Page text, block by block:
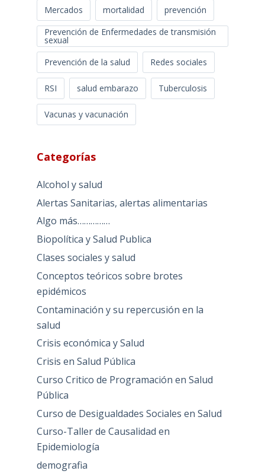
Mercados mortalidad
prevención
Prevención de Enfermedades de transmisión
sexual
Prevención de la salud
Redes sociales
RSI salud embarazo Tuberculosis
Vacunas y vacunación
Categorías
Alcohol y salud
Alertas Sanitarias, alertas alimentarias
Algo más……………
Biopolítica y Salud Publica
Clases sociales y salud
Conceptos teóricos sobre brotes
epidémicos
Contaminación y su repercusión en la
salud
Crisis económica y Salud
Crisis en Salud Pública
Curso Critico de Programación en Salud
Pública
Curso de Desigualdades Sociales en Salud
Curso-Taller de Causalidad en
Epidemiología
demografia